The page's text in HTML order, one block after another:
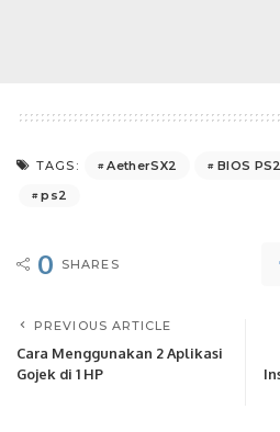
TAGS: AetherSX2 BIOS PS2
ps2
0 SHARES
PREVIOUS ARTICLE
Cara Menggunakan 2 Aplikasi
Gojek di 1 HP